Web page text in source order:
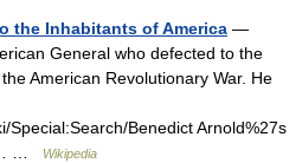
the Inhabitants of America —
General who defected to the
American Revolutionary War. He
Special:Search/Benedict Arnold%27s
…
Wikipedia